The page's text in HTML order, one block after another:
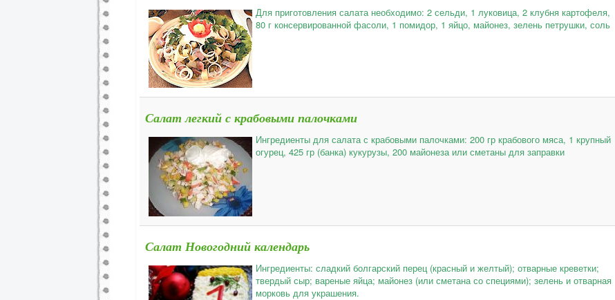
Для приготовления салата необходимо: 2 сельди, 1 луковица, 2 клубня картофеля,
80 г консервированной фасоли, 1 помидор, 1 яйцо, майонез, зелень петрушки, соль
Салат легкий с крабовыми палочками
Ингредиенты для салата с крабовыми палочками: 200 гр крабового мяса, 1 крупный
огурец, 425 гр (банка) кукурузы, 200 майонеза или сметаны для заправки
Салат Новогодний календарь
Ингредиенты: сладкий болгарский перец (красный и желтый); отварные креветки;
твердый сыр; вареные яйца; майонез (или сметана со специями); зелень и отварная
морковь для украшения.